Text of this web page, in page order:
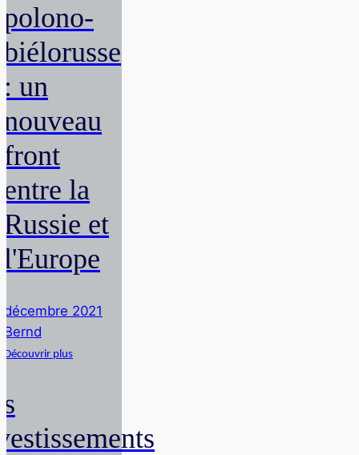
polono-
biélorusse
: un
nouveau
front
entre la
Russie et
l'Europe
décembre 2021
Bernd
Découvrir plus